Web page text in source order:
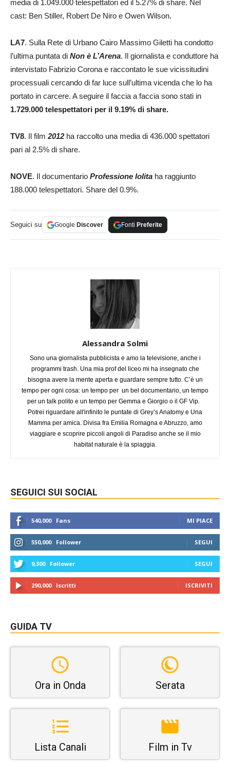
media di 1.049.000 telespettatori ed il 5.27% di share. Nel
cast: Ben Stiller, Robert De Niro e Owen Wilson.
LA7. Sulla Rete di Urbano Cairo Massimo Giletti ha condotto
l’ultima puntata di Non è L’Arena. Il giornalista e conduttore ha
intervistato Fabrizio Corona e raccontato le sue vicissitudini
processuali cercando di far luce sull’ultima vicenda che lo ha
portato in carcere. A seguire il faccia a faccia sono stati in
1.729.000 telespettatori per il 9.19% di share.
TV8. Il film 2012 ha raccolto una media di 436.000 spettatori
pari al 2.5% di share.
NOVE. Il documentario Professione lolita ha raggiunto
188.000 telespettatori. Share del 0.9%.
Seguici su Google Discover Fonti Preferite
Alessandra Solmi
Sono una giornalista pubblicista e amo la televisione, anche i
programmi trash. Una mia prof del liceo mi ha insegnato che
bisogna avere la mente aperta e guardare sempre tutto. C’è un
tempo per ogni cosa: un tempo per un bel documentario, un tempo
per un talk polito e un tempo per Gemma e Giorgio o il GF Vip.
Potrei riguardare all'infinito le puntate di Grey’s Anatomy e Una
Mamma per amica. Divisa fra Emilia Romagna e Abruzzo, amo
viaggiare e scoprire piccoli angoli di Paradiso anche se il mio
habitat naturale è la spiaggia.
SEGUICI SUI SOCIAL
540,000 Fans MI PIACE
550,000 Follower SEGUI
9,300 Follower SEGUI
290,000 Iscritti ISCRIVITI
GUIDA TV
Ora in Onda Serata
Lista Canali Film in Tv